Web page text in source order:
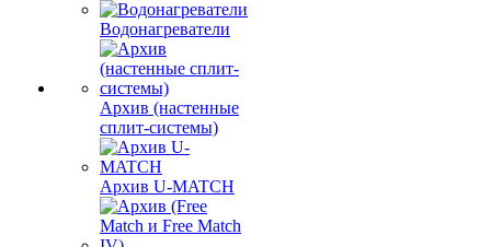
Водонагреватели
Архив (настенные
сплит-системы)
Архив U-MATCH